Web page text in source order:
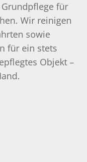
für
Wir reinigen
sowie
für ein stets
Objekt –